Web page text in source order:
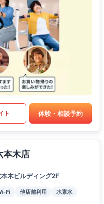
ト 体験・相談予約
本木店
木ビルディング2F
Fi 他店舗利用
水素水